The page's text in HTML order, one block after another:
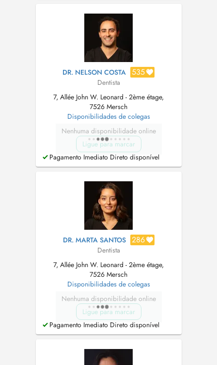
DR. NELSON COSTA 535
Dentista
7, Allée John W. Leonard - 2ème étage,
7526 Mersch
Disponibilidades de colegas
Nenhuma disponibilidade online
Ligue para marcar
Pagamento Imediato Direto disponível
DR. MARTA SANTOS 286
Dentista
7, Allée John W. Leonard - 2ème étage,
7526 Mersch
Disponibilidades de colegas
Nenhuma disponibilidade online
Ligue para marcar
Pagamento Imediato Direto disponível